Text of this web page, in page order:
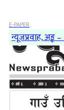
E-PAPER
न्यूजप्रवाह, अङ्क